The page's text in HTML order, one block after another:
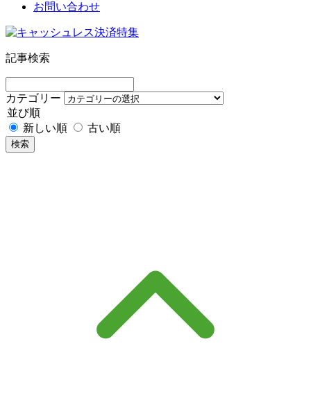
お問い合わせ
記事検索
カテゴリー
並び順
新しい順
古い順